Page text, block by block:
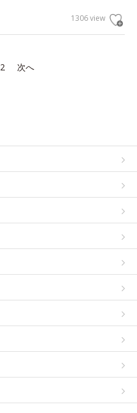
1306 view
2 次へ